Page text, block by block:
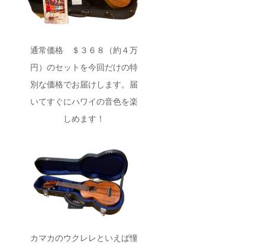
通常価格 ＄３６８（約４万
円）のセットを今回だけの特
別な価格でお届けします。届
いてすぐにハワイの音色を楽
しめます！
カマカのウクレレといえば憧